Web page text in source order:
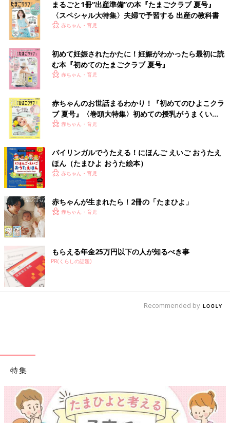
まるごと1冊“出産準備”の本『たまごクラブ 夏号』
〈スペシャル大特集〉夫婦で予習する 出産の教科書
赤ちゃん・育児
初めて妊娠されたかたに！妊娠がわかったら最初に読
む本『初めてのたまごクラブ 夏号』
赤ちゃん・育児
赤ちゃんのお世話まるわかり！『初めてのひよこクラ
ブ 夏号』〈巻頭大特集〉初めての授乳がうまくい
く！ おっぱい・ミルクの基本と夏のトラブル 解決テ
赤ちゃん・育児
バイリンガルでうたえる！にほんご えいご おうたえ
ほん（たまひよ おうた絵本）
赤ちゃん・育児
赤ちゃんが生まれたら！2冊の「たまひよ」
赤ちゃん・育児
もらえる年金25万円以下の人が知るべき事
PR(くらしの話題)
Recommended by
特集